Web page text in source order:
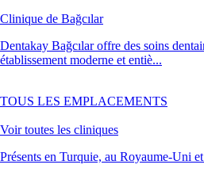
Clinique de Bağcılar
Dentakay Bağcılar offre des soins
établissement moderne et entiè...
TOUS LES EMPLACEMENTS
Voir toutes les cliniques
Présents en Turquie, au Royaume-Uni